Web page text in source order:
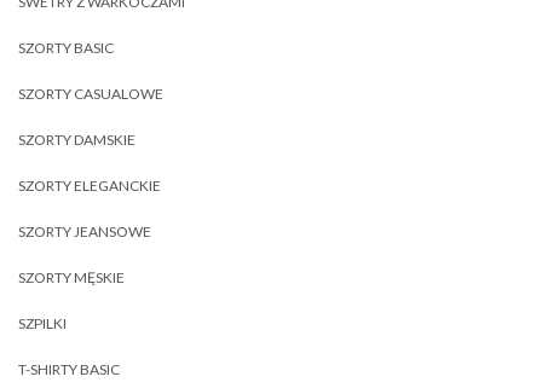
SZORTY BASIC
SZORTY CASUALOWE
SZORTY DAMSKIE
SZORTY ELEGANCKIE
SZORTY JEANSOWE
SZORTY MĘSKIE
SZPILKI
T-SHIRTY BASIC